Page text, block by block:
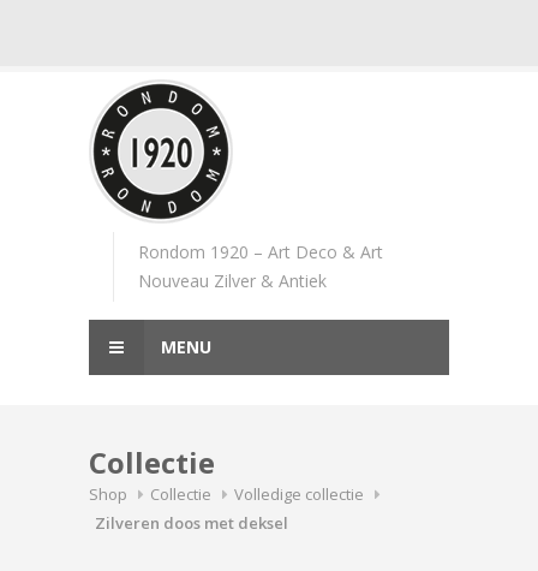
Rondom 1920 – Art Deco & Art
Nouveau Zilver & Antiek
MENU
Collectie
Shop Collectie
Volledige collectie
Zilveren doos met deksel